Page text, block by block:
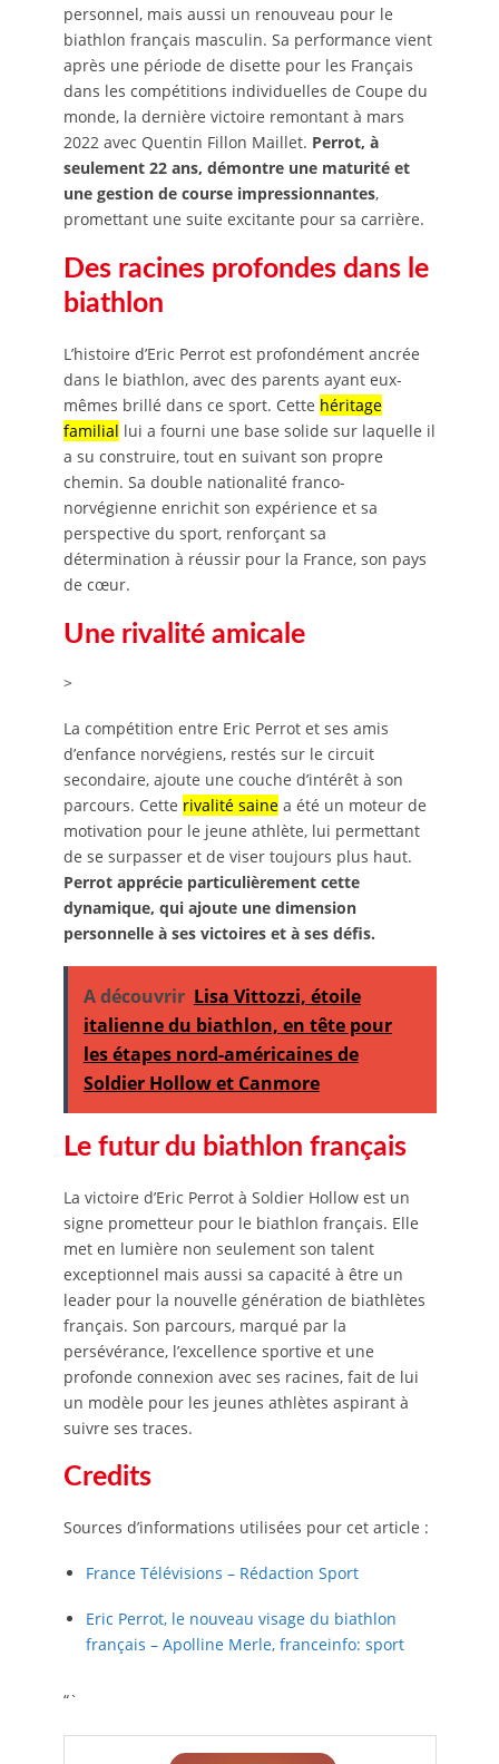
personnel, mais aussi un renouveau pour le
biathlon français masculin. Sa performance vient
après une période de disette pour les Français
dans les compétitions individuelles de Coupe du
monde, la dernière victoire remontant à mars
2022 avec Quentin Fillon Maillet. Perrot, à
seulement 22 ans, démontre une maturité et
une gestion de course impressionnantes,
promettant une suite excitante pour sa carrière.
Des racines profondes dans le
biathlon
L’histoire d’Eric Perrot est profondément ancrée
dans le biathlon, avec des parents ayant eux-
mêmes brillé dans ce sport. Cette héritage
familial lui a fourni une base solide sur laquelle il
a su construire, tout en suivant son propre
chemin. Sa double nationalité franco-
norvégienne enrichit son expérience et sa
perspective du sport, renforçant sa
détermination à réussir pour la France, son pays
de cœur.
Une rivalité amicale
>
La compétition entre Eric Perrot et ses amis
d’enfance norvégiens, restés sur le circuit
secondaire, ajoute une couche d’intérêt à son
parcours. Cette rivalité sainea été un moteur de
motivation pour le jeune athlète, lui permettant
de se surpasser et de viser toujours plus haut.
Perrot apprécie particulièrement cette
dynamique, qui ajoute une dimension
personnelle à ses victoires et à ses défis.
A découvrir Lisa Vittozzi, étoile
italienne du biathlon, en tête pour
les étapes nord-américaines de
Soldier Hollow et Canmore
Le futur du biathlon français
La victoire d’Eric Perrot à Soldier Hollow est un
signe prometteur pour le biathlon français. Elle
met en lumière non seulement son talent
exceptionnel mais aussi sa capacité à être un
leader pour la nouvelle génération de biathlètes
français. Son parcours, marqué par la
persévérance, l’excellence sportive et une
profonde connexion avec ses racines, fait de lui
un modèle pour les jeunes athlètes aspirant à
suivre ses traces.
Credits
Sources d’informations utilisées pour cet article :
France Télévisions – Rédaction Sport
Eric Perrot, le nouveau visage du biathlon
français – Apolline Merle, franceinfo: sport
“`